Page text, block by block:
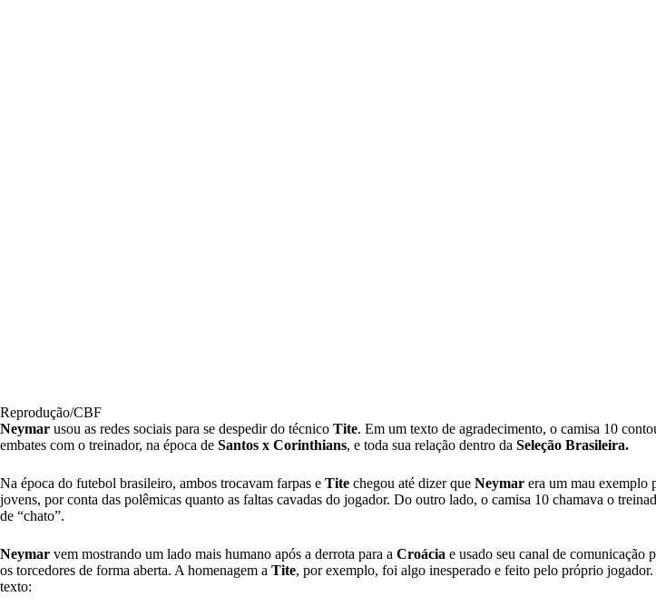
Reprodução/CBF
Neymar usou as redes sociais para se despedir do técnico Tite. Em um texto de agradecimento, o camisa 10
embates com o treinador, na época de Santos x Corinthians, e toda sua relação dentro da Seleção Brasileira.
Na época do futebol brasileiro, ambos trocavam farpas e Tite chegou até dizer que Neymar era um mau exemplo
jovens, por conta das polêmicas quanto as faltas cavadas do jogador. Do outro lado, o camisa 10 chamava o
de “chato”.
Neymar vem mostrando um lado mais humano após a derrota para a Croácia e usado seu canal de comunicação
os torcedores de forma aberta. A homenagem a Tite, por exemplo, foi algo inesperado e feito pelo próprio
texto: